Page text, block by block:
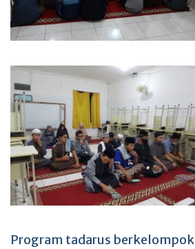
Program tadarus berkelompok